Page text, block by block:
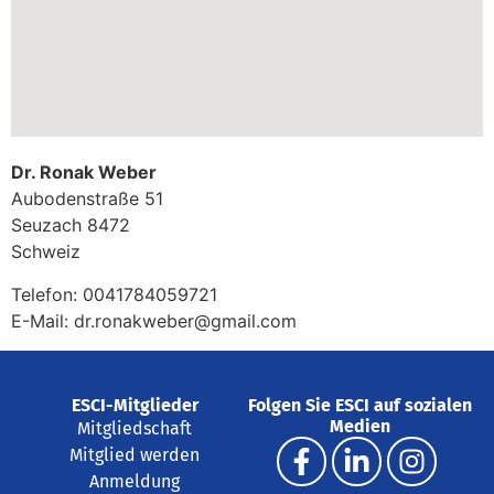
Dr. Ronak Weber
Aubodenstraße 51
Seuzach 8472
Schweiz
Telefon: 0041784059721
E-Mail: dr.ronakweber@gmail.com
ESCI-Mitglieder
Mitgliedschaft
Mitglied werden
Anmeldung
Folgen Sie ESCI auf sozialen
Medien